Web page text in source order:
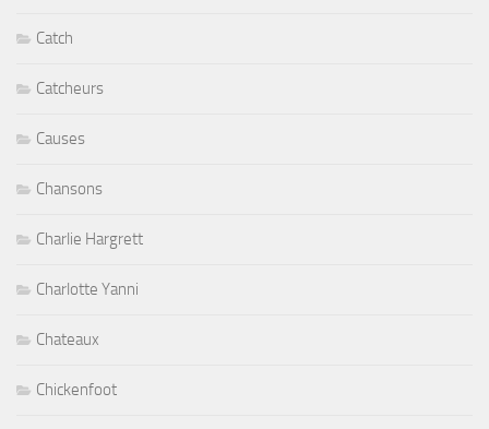
Catch
Catcheurs
Causes
Chansons
Charlie Hargrett
Charlotte Yanni
Chateaux
Chickenfoot